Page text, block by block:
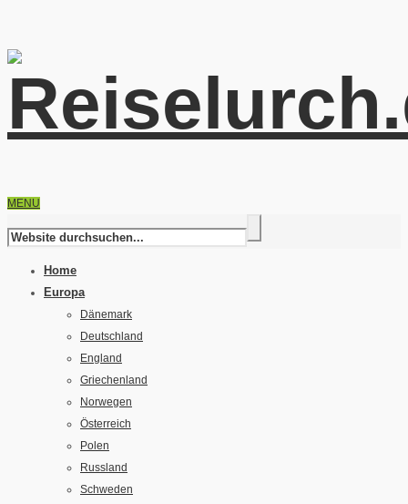
MENU
Home
Europa
Dänemark
Deutschland
England
Griechenland
Norwegen
Österreich
Polen
Russland
Schweden